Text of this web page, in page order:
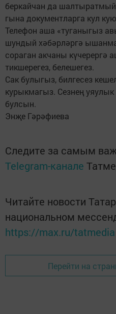
беркайчан да
гына документларга кул
Телефон аша «туганыгыз
шундый хәбәрләргә
сораган акчаны
тикшерегез, белешегез.
Сак булыгыз, билгесез
курыкмагыз. Сезнең
булсын.
Энҗе Гәрәфиева
Следите за самым
Telegram-канале
Читайте новости
национальном
https://max.ru/tatmedia
Перейти на